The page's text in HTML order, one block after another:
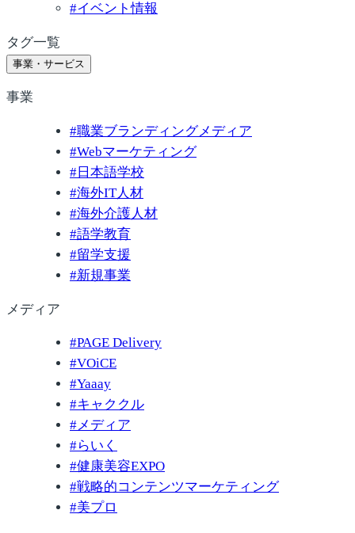
#イベント情報
タグ一覧
事業・サービス
事業
#職業ブランディングメディア
#Webマーケティング
# 日本語学校
#海外IT人材
#海外介護人材
#語学教育
#留学支援
#新規事業
メディア
#PAGE Delivery
#VOiCE
#Yaaay
#キャククル
#メディア
#らいく
#健康美容EXPO
#戦略的コンテンツマーケティング
#美プロ